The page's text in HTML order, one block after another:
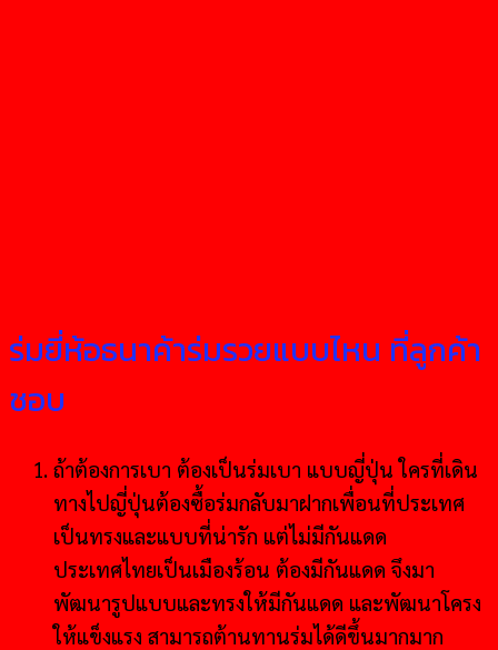
ร่มยี่ห้อธนาค้าร่มรวยแบบไหน ที่ลูกค้า
ชอบ
ถ้าต้องการเบา ต้องเป็นร่มเบา แบบญี่ปุ่น ใครที่เดิน
ทางไปญี่ปุ่นต้องซื้อร่มกลับมาฝากเพื่อนที่ประเทศ
เป็นทรงและแบบที่น่ารัก แต่ไม่มีกันแดด
ประเทศไทยเป็นเมืองร้อน ต้องมีกันแดด จึงมา
พัฒนารูปแบบและทรงให้มีกันแดด และพัฒนาโครง
ให้แข็งแรง สามารถต้านทานร่มได้ดีขึ้นมากมาก